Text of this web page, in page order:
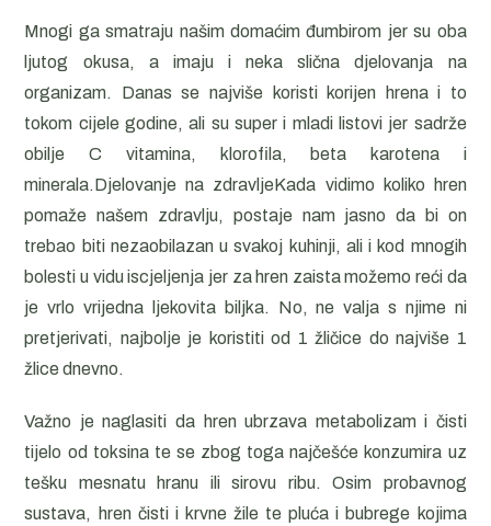
Mnogi ga smatraju našim domaćim đumbirom jer su oba
ljutog okusa, a imaju i neka slična djelovanja na
organizam. Danas se najviše koristi korijen hrena i to
tokom cijele godine, ali su super i mladi listovi jer sadrže
obilje C vitamina, klorofila, beta karotena i
minerala.Djelovanje na zdravljeKada vidimo koliko hren
pomaže našem zdravlju, postaje nam jasno da bi on
trebao biti nezaobilazan u svakoj kuhinji, ali i kod mnogih
bolesti u vidu iscjeljenja jer za hren zaista možemo reći da
je vrlo vrijedna ljekovita biljka. No, ne valja s njime ni
pretjerivati, najbolje je koristiti od 1 žličice do najviše 1
žlice dnevno.
Važno je naglasiti da hren ubrzava metabolizam i čisti
tijelo od toksina te se zbog toga najčešće konzumira uz
tešku mesnatu hranu ili sirovu ribu. Osim probavnog
sustava, hren čisti i krvne žile te pluća i bubrege kojima